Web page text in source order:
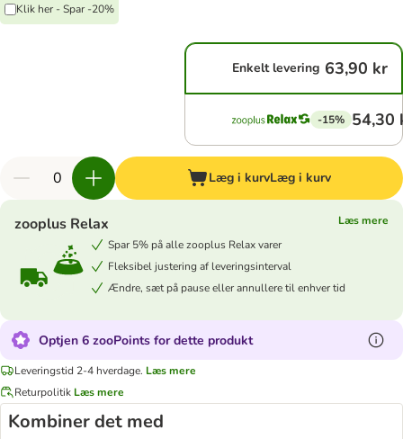
Klik her - Spar -20%
Enkelt levering 63,90 kr
-15% 54,30
Læg i kurvLæg i kurv
zooplus Relax
Læs mere
Spar 5% på alle zooplus Relax varer
Fleksibel justering af leveringsinterval
Ændre, sæt på pause eller annullere til enhver tid
Optjen 6 zooPoints for dette produkt
Leveringstid 2-4 hverdage. Læs mere
Returpolitik Læs mere
Kombiner det med